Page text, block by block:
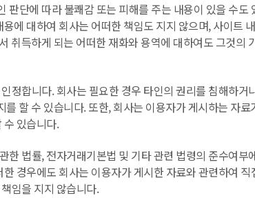
단에 따라 불쾌감 또는 피해를 주는 내용이 있을 수도
에 대하여 회사는 어떠한 책임도 지지 않으며, 사이트
취득하게 되는 어떠한 재화와 용역에 대하여도 그것의
정합니다. 회사는 필요한 경우 타인의 권리를 침해하거
할 수 있습니다. 또한, 회사는 이용자가 게시하는 자
있습니다.
법률, 전자거래기본법 및 기타 관련 법령의 준수여부
경우에도 회사는 이용자가 게시한 자료와 관련하여 직
임을 지지 않습니다.